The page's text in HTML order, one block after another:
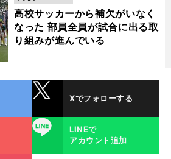
高校サッカーから補欠がいなく
なった 部員全員が試合に出る取
り組みが進んでいる
Xでフォローする
LINE
LINEで
アカウント追加